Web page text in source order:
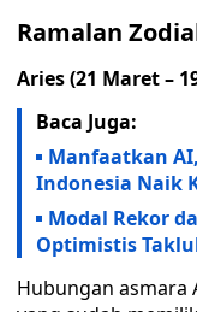
Ramalan
Aries (21 Maret –
Baca Juga:
Manfaatkan
Indonesia Naik
Modal Rekor
Optimistis
Hubungan asmara